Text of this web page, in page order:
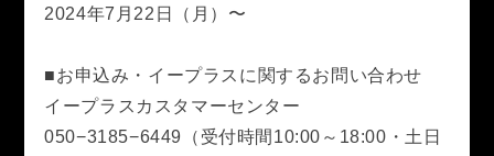
2024年7月22日（月）〜
■お申込み・イープラスに関するお問い合わせ
イープラスカスタマーセンター
050−3185−6449（受付時間10:00～18:00・土日